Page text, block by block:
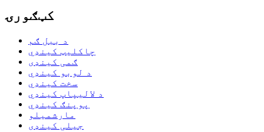
کټګورۍ
د ببل ګم
چاکلیټ کینډي
ګمی کینډی
د لوبو کینډي
سخت کینډي
د لالیپاپ کینډي
پوپنګ کینډي
مارشميلو
جیلی کینډی